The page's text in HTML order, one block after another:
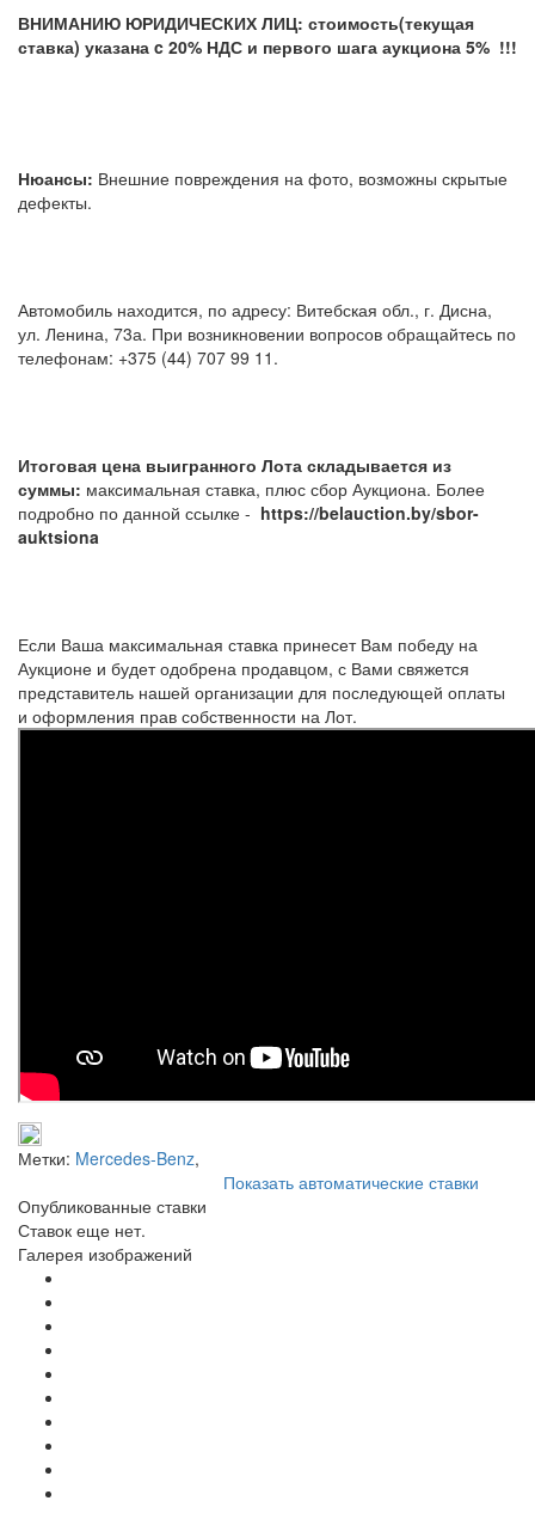
ВНИМАНИЮ ЮРИДИЧЕСКИХ ЛИЦ: стоимость(текущая
ставка) указана c 20% НДС и первого шага аукциона 5% !!!
Нюансы: Внешние повреждения на фото, возможны скрытые
дефекты.
Автомобиль находится, по адресу: Витебская обл., г. Дисна,
ул. Ленина, 73а. При возникновении вопросов обращайтесь по
телефонам: +375 (44) 707 99 11.
Итоговая цена выигранного Лота складывается из
суммы: максимальная ставка, плюс сбор Аукциона. Более
подробно по данной ссылке - https://belauction.by/sbor-
auktsiona
Если Ваша максимальная ставка принесет Вам победу на
Аукционе и будет одобрена продавцом, с Вами свяжется
представитель нашей организации для последующей оплаты
и оформления прав собственности на Лот.
Метки: Mercedes-Benz,
Показать автоматические ставки
Опубликованные ставки
Ставок еще нет.
Галерея изображений